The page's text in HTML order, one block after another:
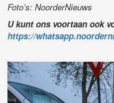
Foto’s: NoorderNieuws
U kunt ons voortaan ook
https://